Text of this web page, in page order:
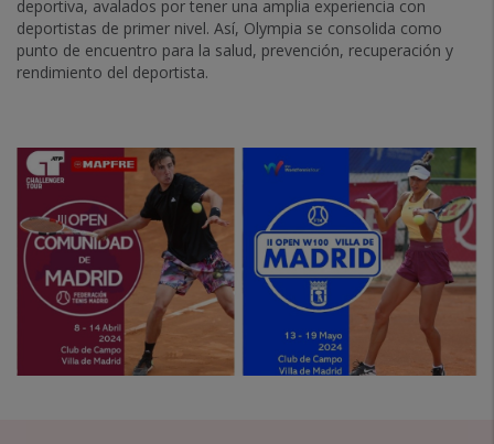
deportiva, avalados por tener una amplia experiencia con
deportistas de primer nivel. Así, Olympia se consolida como
punto de encuentro para la salud, prevención, recuperación y
rendimiento del deportista.